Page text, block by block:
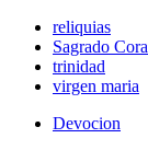
reliquias
Sagrado
trinidad
virgen maria
Devocion